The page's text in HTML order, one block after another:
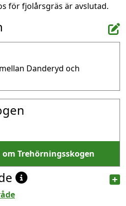
för fjolårsgräs är avslutad.
Danderyd och
Trehörningsskogen